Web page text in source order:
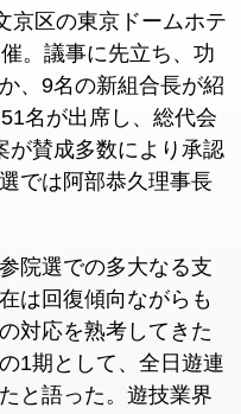
京区の東京ドームホテ
。議事に先立ち、功
、9名の新組合長が紹
名が出席し、総代会
が賛成多数により承認
では阿部恭久理事長
院選での多大なる支
は回復傾向ながらも
対応を熟考してきた
1期として、全日遊連
と語った。遊技業界